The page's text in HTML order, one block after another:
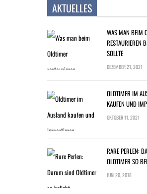
AKTUELLES
WAS MAN BEIM
RESTAURIEREN
SOLLTE
DEZEMBER 21, 2021
OLDTIMER IM
KAUFEN UND
OKTOBER 11, 2021
RARE PERLEN:
OLDTIMER SO
JUNI 20, 2018